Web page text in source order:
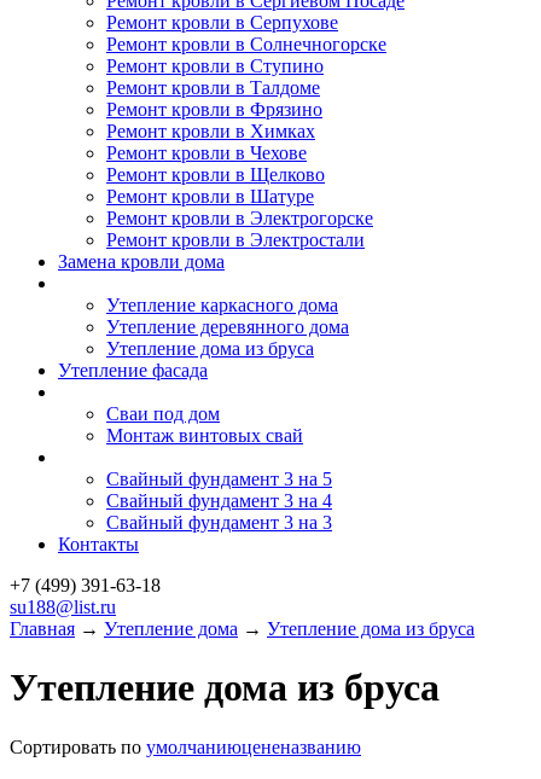
Ремонт кровли в Серпухове
Ремонт кровли в Солнечногорске
Ремонт кровли в Ступино
Ремонт кровли в Талдоме
Ремонт кровли в Фрязино
Ремонт кровли в Химках
Ремонт кровли в Чехове
Ремонт кровли в Щелково
Ремонт кровли в Шатуре
Ремонт кровли в Электрогорске
Ремонт кровли в Электростали
Замена кровли дома
Утепление каркасного дома
Утепление деревянного дома
Утепление дома из бруса
Утепление фасада
Сваи под дом
Монтаж винтовых свай
Свайный фундамент 3 на 5
Свайный фундамент 3 на 4
Свайный фундамент 3 на 3
Контакты
+7 (499) 391-63-18
su188@list.ru
Главная → Утепление дома → Утепление дома из бруса
Утепление дома из бруса
Сортировать по умолчаниюцененазванию